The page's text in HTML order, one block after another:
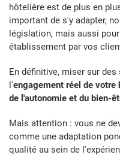
hôtelière est de plus en
important de s'y adapter,
législation, mais aussi
établissement par vos
En définitive, miser sur
l'engagement réel de votre
de l'autonomie et du bien-
Mais attention : vous ne
comme une adaptation
qualité au sein de